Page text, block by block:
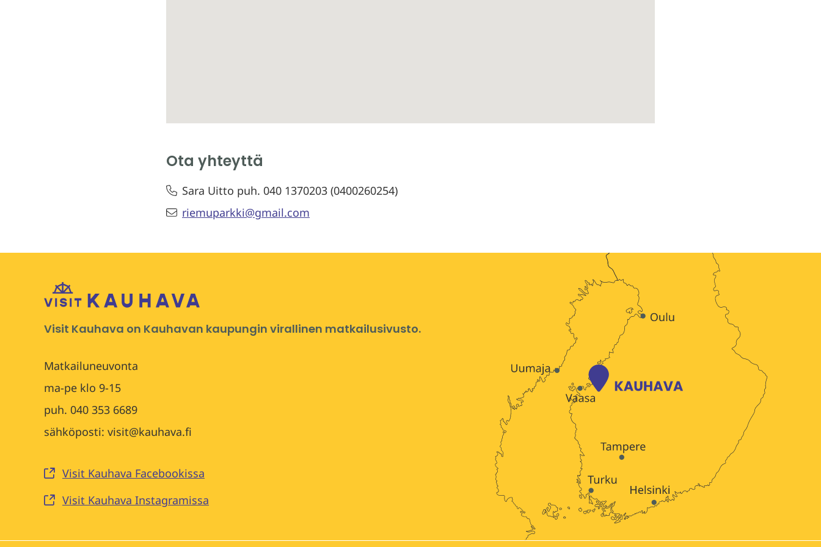
Ota yhteyttä
Sara Uitto puh. 040 1370203 (0400260254)
riemuparkki@gmail.com
Visit Kauhava on Kauhavan kaupungin virallinen matkailusivusto.
Matkailuneuvonta
ma-pe klo 9-15
puh. 040 353 6689
sähköposti: visit@kauhava.fi
Visit Kauhava Facebookissa
Visit Kauhava Instagramissa